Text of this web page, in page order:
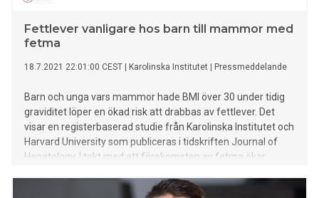
Fettlever vanligare hos barn till mammor med
fetma
18.7.2021 22:01:00 CEST Karolinska Institutet Pressmeddelande
Barn och unga vars mammor hade BMI över 30 under tidig
graviditet löper en ökad risk att drabbas av fettlever. Det
visar en registerbaserad studie från Karolinska Institutet och
Harvard University som publiceras i tidskriften Journal of
Hepatology. I takt med att förekomsten av fetma ökar